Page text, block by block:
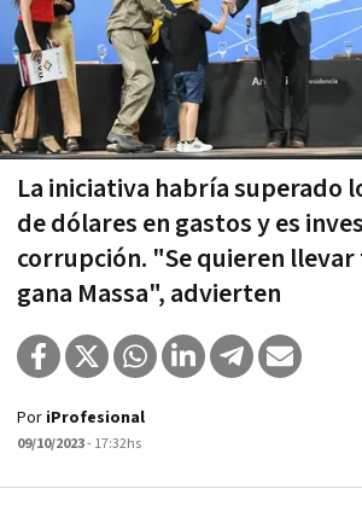
La iniciativa habría superado
de dólares en gastos y es
corrupción. "Se quieren
gana Massa", advierten
Por iProfesional
09/10/2023- 17:32hs